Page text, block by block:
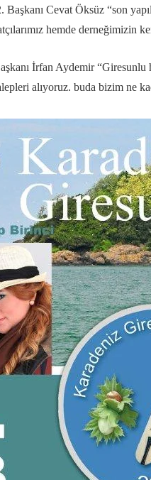
Cevat Öksüz “son
hemde
İrfan Aydemir
alıyoruz. buda bizim ne